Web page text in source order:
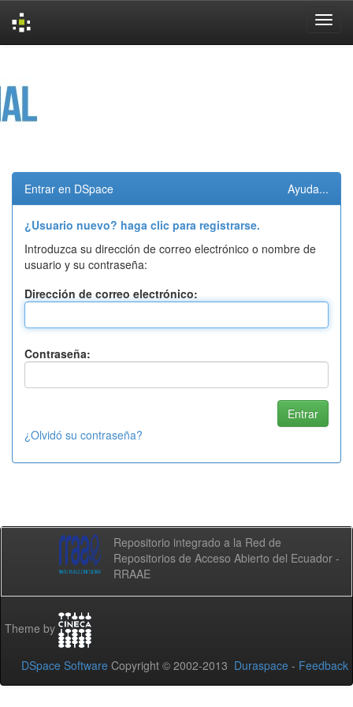
Entrar en DSpace Ayuda...
¿Usuario nuevo? haga clic para registrarse.
Introduzca su dirección de correo electrónico o nombre de
usuario y su contraseña:
Dirección de correo electrónico:
Contraseña:
¿Olvidó su contraseña?
Repositorio integrado a la Red de
Repositorios de Acceso Abierto del Ecuador -
RRAAE
Theme by
DSpace Software Copyright © 2002-2013 Duraspace - Feedback